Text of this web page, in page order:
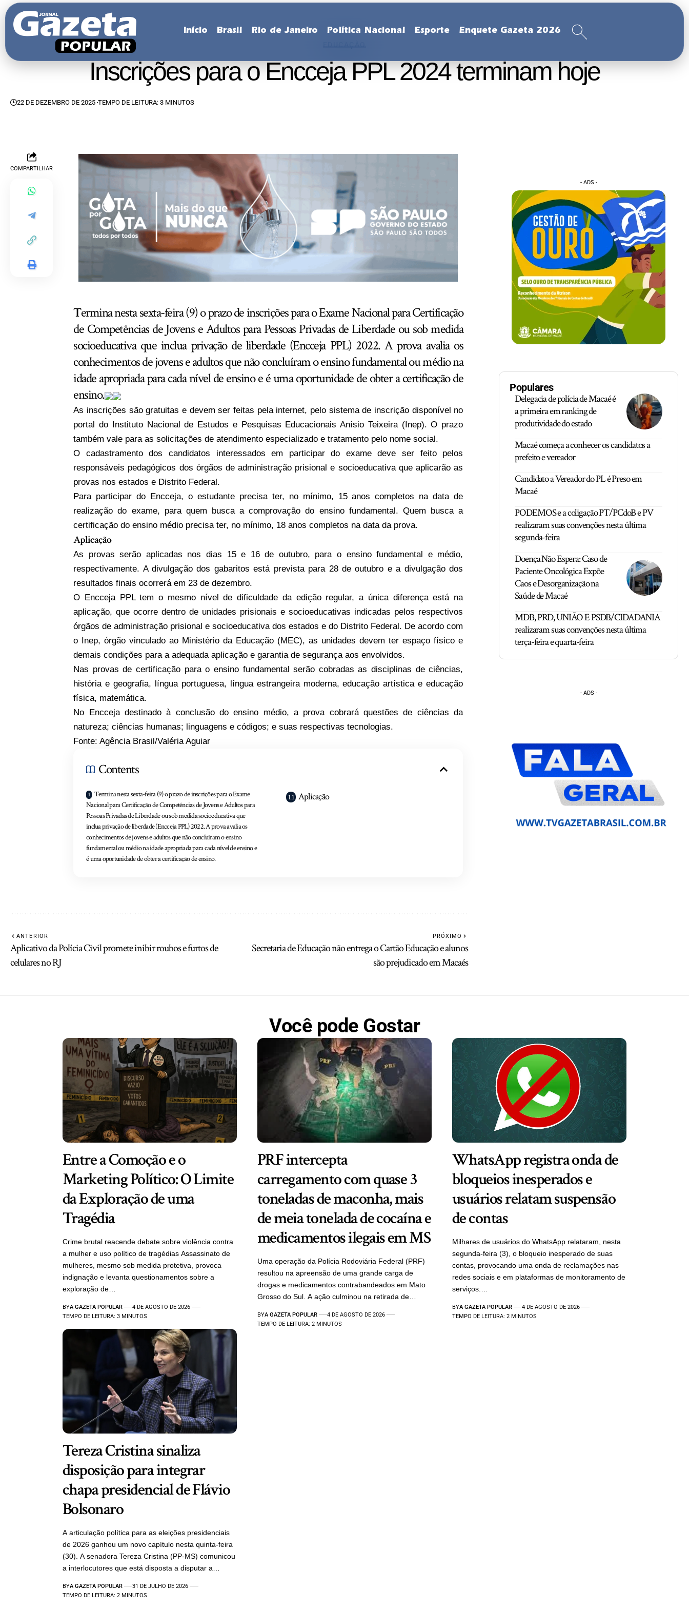
Início Brasil Rio de Janeiro Política Nacional Esporte Enquete Gazeta 2026
Inscrições para o Encceja PPL 2024 terminam hoje
22 DE DEZEMBRO DE 2025 TEMPO DE LEITURA: 3 MINUTOS
COMPARTILHAR
Termina nesta sexta-feira (9) o prazo de inscrições para o Exame Nacional para Certificação
de Competências de Jovens e Adultos para Pessoas Privadas de Liberdade ou sob medida
socioeducativa que inclua privação de liberdade (Encceja PPL) 2022. A prova avalia os
conhecimentos de jovens e adultos que não concluíram o ensino fundamental ou médio na
idade apropriada para cada nível de ensino e é uma oportunidade de obter a certificação de
ensino.
As inscrições são gratuitas e devem ser feitas pela internet, pelo sistema de inscrição disponível no
portal do Instituto Nacional de Estudos e Pesquisas Educacionais Anísio Teixeira (Inep). O prazo
também vale para as solicitações de atendimento especializado e tratamento pelo nome social.
O cadastramento dos candidatos interessados em participar do exame deve ser feito pelos
responsáveis pedagógicos dos órgãos de administração prisional e socioeducativa que aplicarão as
provas nos estados e Distrito Federal.
Para participar do Encceja, o estudante precisa ter, no mínimo, 15 anos completos na data de
realização do exame, para quem busca a comprovação do ensino fundamental. Quem busca a
certificação do ensino médio precisa ter, no mínimo, 18 anos completos na data da prova.
Aplicação
As provas serão aplicadas nos dias 15 e 16 de outubro, para o ensino fundamental e médio,
respectivamente. A divulgação dos gabaritos está prevista para 28 de outubro e a divulgação dos
resultados finais ocorrerá em 23 de dezembro.
O Encceja PPL tem o mesmo nível de dificuldade da edição regular, a única diferença está na
aplicação, que ocorre dentro de unidades prisionais e socioeducativas indicadas pelos respectivos
órgãos de administração prisional e socioeducativa dos estados e do Distrito Federal. De acordo com
o Inep, órgão vinculado ao Ministério da Educação (MEC), as unidades devem ter espaço físico e
demais condições para a adequada aplicação e garantia de segurança aos envolvidos.
Nas provas de certificação para o ensino fundamental serão cobradas as disciplinas de ciências,
história e geografia, língua portuguesa, língua estrangeira moderna, educação artística e educação
física, matemática.
No Encceja destinado à conclusão do ensino médio, a prova cobrará questões de ciências da
natureza; ciências humanas; linguagens e códigos; e suas respectivas tecnologias.
Fonte: Agência Brasil/Valéria Aguiar
Contents
Termina nesta sexta-feira (9) o prazo de inscrições para o Exame
Nacional para Certificação de Competências de Jovens e Adultos para
Pessoas Privadas de Liberdade ou sob medida socioeducativa que
inclua privação de liberdade (Encceja PPL) 2022. A prova avalia os
conhecimentos de jovens e adultos que não concluíram o ensino
fundamental ou médio na idade apropriada para cada nível de ensino e
é uma oportunidade de obter a certificação de ensino.
Aplicação
ANTERIOR
Aplicativo da Polícia Civil promete inibir roubos e furtos de
celulares no RJ
PRÓXIMO
Secretaria de Educação não entrega o Cartão Educação e alunos
são prejudicado em Macaés
- ADS -
Populares
Delegacia de polícia de Macaé é
a primeira em ranking de
produtividade do estado
Macaé começa a conhecer os candidatos a
prefeito e vereador
Candidato a Vereador do PL é Preso em
Macaé
PODEMOS e a coligação PT/PCdoB e PV
realizaram suas convenções nesta última
segunda-feira
Doença Não Espera: Caso de
Paciente Oncológica Expõe
Caos e Desorganização na
Saúde de Macaé
MDB, PRD, UNIÃO E PSDB/CIDADANIA
realizaram suas convenções nesta última
terça-feira e quarta-feira
- ADS -
Você pode Gostar
Entre a Comoção e o
Marketing Político: O Limite
da Exploração de uma
Tragédia
Crime brutal reacende debate sobre violência contra
a mulher e uso político de tragédias Assassinato de
mulheres, mesmo sob medida protetiva, provoca
indignação e levanta questionamentos sobre a
exploração de…
BYA GAZETA POPULAR
4 DE AGOSTO DE 2026
TEMPO DE LEITURA: 3 MINUTOS
PRF intercepta
carregamento com quase 3
toneladas de maconha, mais
de meia tonelada de cocaína e
medicamentos ilegais em MS
Uma operação da Polícia Rodoviária Federal (PRF)
resultou na apreensão de uma grande carga de
drogas e medicamentos contrabandeados em Mato
Grosso do Sul. A ação culminou na retirada de…
BYA GAZETA POPULAR
4 DE AGOSTO DE 2026
TEMPO DE LEITURA: 2 MINUTOS
WhatsApp registra onda de
bloqueios inesperados e
usuários relatam suspensão
de contas
Milhares de usuários do WhatsApp relataram, nesta
segunda-feira (3), o bloqueio inesperado de suas
contas, provocando uma onda de reclamações nas
redes sociais e em plataformas de monitoramento de
serviços.…
BYA GAZETA POPULAR
4 DE AGOSTO DE 2026
TEMPO DE LEITURA: 2 MINUTOS
Tereza Cristina sinaliza
disposição para integrar
chapa presidencial de Flávio
Bolsonaro
A articulação política para as eleições presidenciais
de 2026 ganhou um novo capítulo nesta quinta-feira
(30). A senadora Tereza Cristina (PP-MS) comunicou
a interlocutores que está disposta a disputar a…
BYA GAZETA POPULAR
31 DE JULHO DE 2026
TEMPO DE LEITURA: 2 MINUTOS